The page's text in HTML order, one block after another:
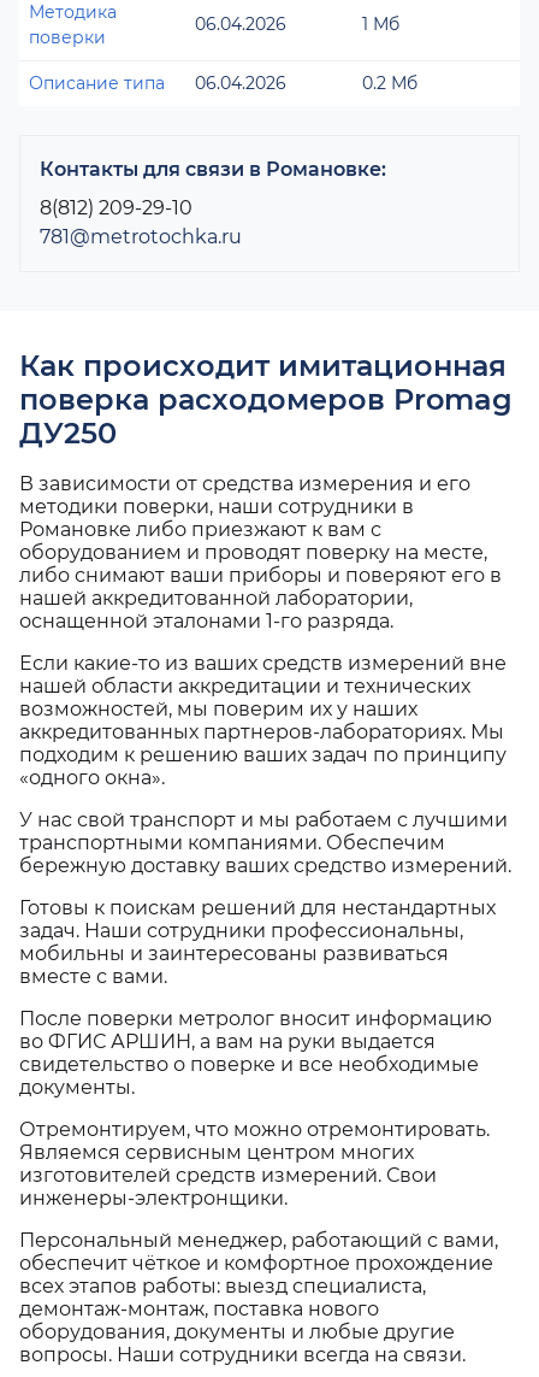
Методика
поверки
06.04.2026 1 Мб
Описание типа 06.04.2026 0.2 Мб
Контакты для связи в Романовке:
8(812) 209-29-10
781@metrotochka.ru
Как происходит имитационная
поверка расходомеров Promag
ДУ250
В зависимости от средства измерения и его
методики поверки, наши сотрудники в
Романовке либо приезжают к вам с
оборудованием и проводят поверку на месте,
либо снимают ваши приборы и поверяют его в
нашей аккредитованной лаборатории,
оснащенной эталонами 1-го разряда.
Если какие-то из ваших средств измерений вне
нашей области аккредитации и технических
возможностей, мы поверим их у наших
аккредитованных партнеров-лабораториях. Мы
подходим к решению ваших задач по принципу
«одного окна».
У нас свой транспорт и мы работаем с лучшими
транспортными компаниями. Обеспечим
бережную доставку ваших средство измерений.
Готовы к поискам решений для нестандартных
задач. Наши сотрудники профессиональны,
мобильны и заинтересованы развиваться
вместе с вами.
После поверки метролог вносит информацию
во ФГИС АРШИН, а вам на руки выдается
свидетельство о поверке и все необходимые
документы.
Отремонтируем, что можно отремонтировать.
Являемся сервисным центром многих
изготовителей средств измерений. Свои
инженеры-электронщики.
Персональный менеджер, работающий с вами,
обеспечит чёткое и комфортное прохождение
всех этапов работы: выезд специалиста,
демонтаж-монтаж, поставка нового
оборудования, документы и любые другие
вопросы. Наши сотрудники всегда на связи.